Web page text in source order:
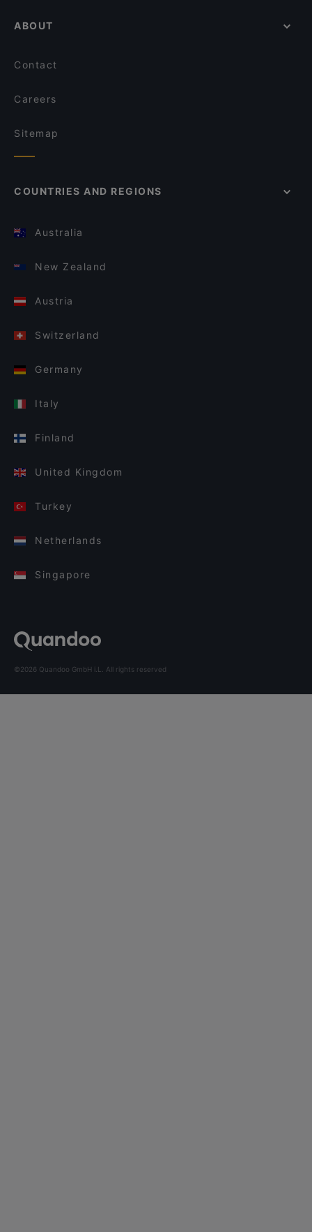
ABOUT
Contact
Careers
Sitemap
COUNTRIES AND REGIONS
Australia
New Zealand
Austria
Switzerland
Germany
Italy
Finland
United Kingdom
Turkey
Netherlands
Singapore
©2026 Quandoo GmbH i.L. All rights reserved